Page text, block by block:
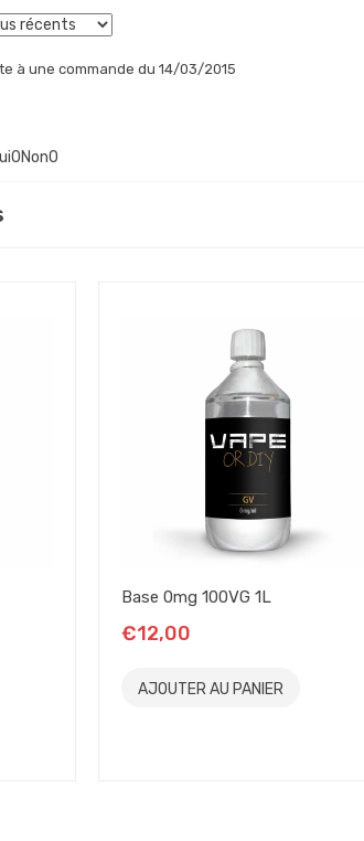
à une commande du 14/03/2015
0Non0
Base 0mg 100VG 1L
€12,00
AJOUTER AU PANIER